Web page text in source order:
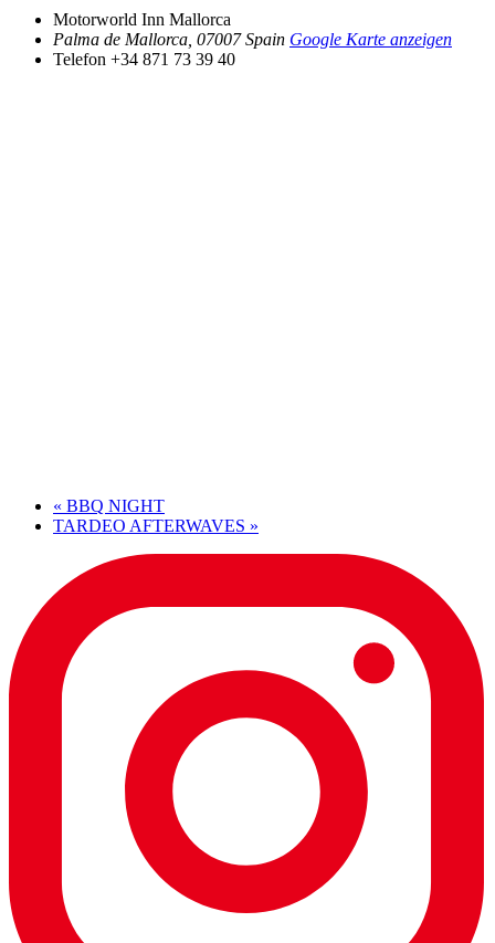
Motorworld Inn Mallorca
Palma de Mallorca 07007 Spain Google Karte anzeigen
Telefon +34 871 73 39 40
« BBQ NIGHT
TARDEO AFTERWAVES »